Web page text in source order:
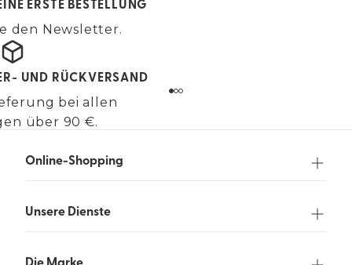
ERSTE BESTELLUNG
den Newsletter.
UND RÜCKVERSAND
bei allen
über 90 €.
Online-Shopping
Unsere Dienste